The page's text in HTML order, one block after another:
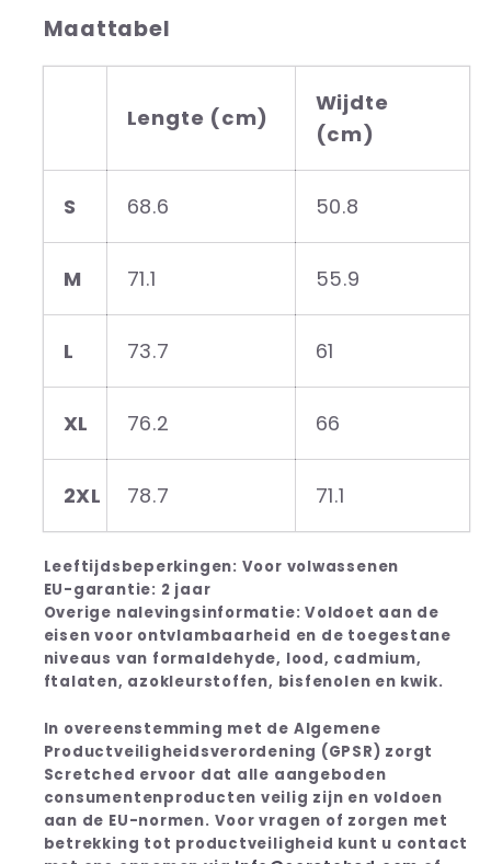
Maattabel
Lengte (cm)
Wijdte
(cm)
S 68.6 50.8
M 71.1 55.9
L 73.7 61
XL 76.2 66
2XL 78.7 71.1
Leeftijdsbeperkingen: Voor volwassenen
EU-garantie: 2 jaar
Overige nalevingsinformatie: Voldoet aan de
eisen voor ontvlambaarheid en de toegestane
niveaus van formaldehyde, lood, cadmium,
ftalaten, azokleurstoffen, bisfenolen en kwik.
In overeenstemming met de Algemene
Productveiligheidsverordening (GPSR) zorgt
Scretched ervoor dat alle aangeboden
consumentenproducten veilig zijn en voldoen
aan de EU-normen. Voor vragen of zorgen met
betrekking tot productveiligheid kunt u contact